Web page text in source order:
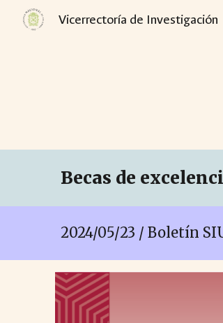
Vicerrectoría de Investigación
Becas de
2024/05/23 / Boletín